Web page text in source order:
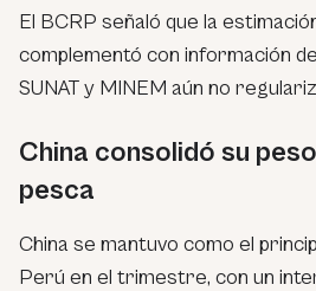
El BCRP señaló que la
complementó con información
SUNAT y MINEM aún no
China consolidó su
pesca
China se mantuvo como el
Perú en el trimestre, con un